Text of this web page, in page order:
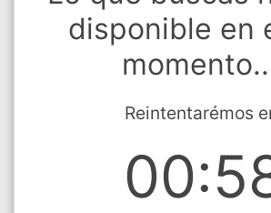
disponible en
Reintentarémos